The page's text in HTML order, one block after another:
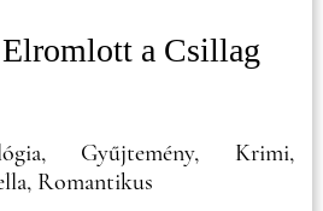
a Csillag
Gyűjtemény, Krimi,
Romantikus